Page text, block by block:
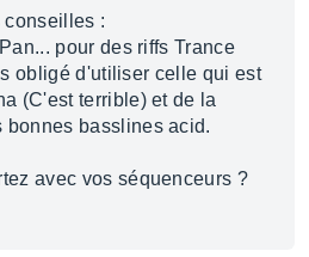
conseilles :
pour des riffs Trance
obligé d'utiliser celle qui est
(C'est terrible) et de la
bonnes basslines acid.
avec vos séquenceurs ?